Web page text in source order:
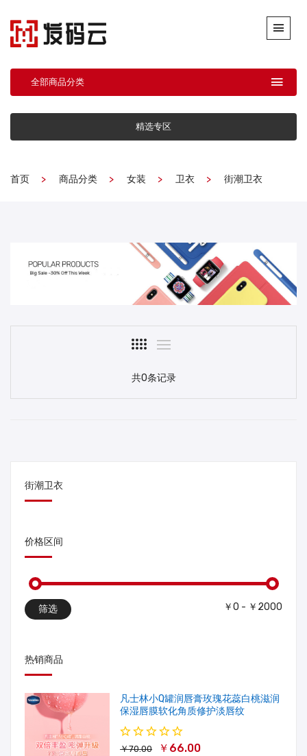
全部商品分类
精选专区
首页 商品分类 女装 卫衣 街潮卫衣
共0条记录
街潮卫衣
价格区间
筛选 ￥0 - ￥2000
热销商品
凡士林小Q罐润唇膏玫瑰花蕊白桃滋润
保湿唇膜软化角质修护淡唇纹
￥70.00 ￥66.00